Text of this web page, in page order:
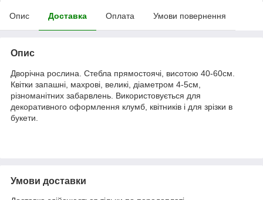
Опис Доставка Оплата Умови повернення
Опис
Дворічна рослина. Стебла прямостоячі, висотою 40-60см.
Квітки запашні, махрові, великі, діаметром 4-5см,
різноманітних забарвлень. Використовується для
декоративного оформлення клумб, квітників і для зрізки в
букети.
Умови доставки